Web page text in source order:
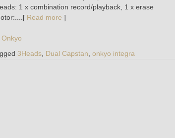
1 x combination record/playback, 1 x erase
Read more ]
Onkyo
3Heads, Dual Capstan, onkyo integra